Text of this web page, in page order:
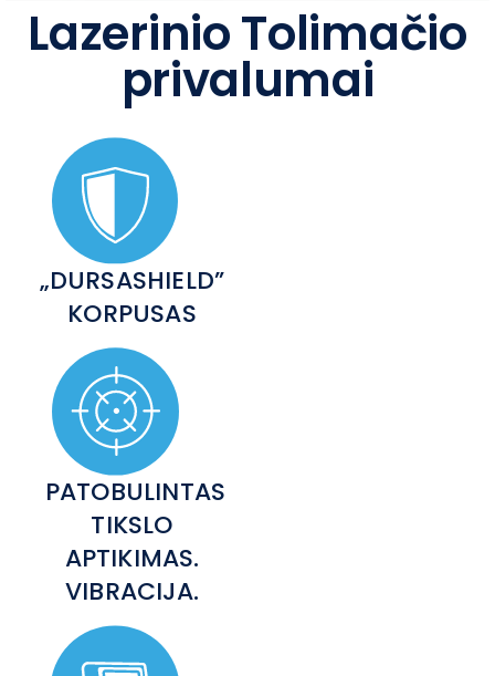
Lazerinio Tolimačio
privalumai
„DURSASHIELD”
KORPUSAS
PATOBULINTAS
TIKSLO
APTIKIMAS.
VIBRACIJA.